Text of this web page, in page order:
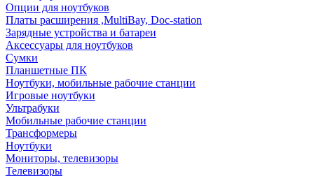
Опции для ноутбуков
Платы расширения ,MultiBay, Doc-station
Зарядные устройства и батареи
Аксессуары для ноутбуков
Сумки
Планшетные ПК
Ноутбуки, мобильные рабочие станции
Игровые ноутбуки
Ультрабуки
Мобильные рабочие станции
Трансформеры
Ноутбуки
Мониторы, телевизоры
Телевизоры